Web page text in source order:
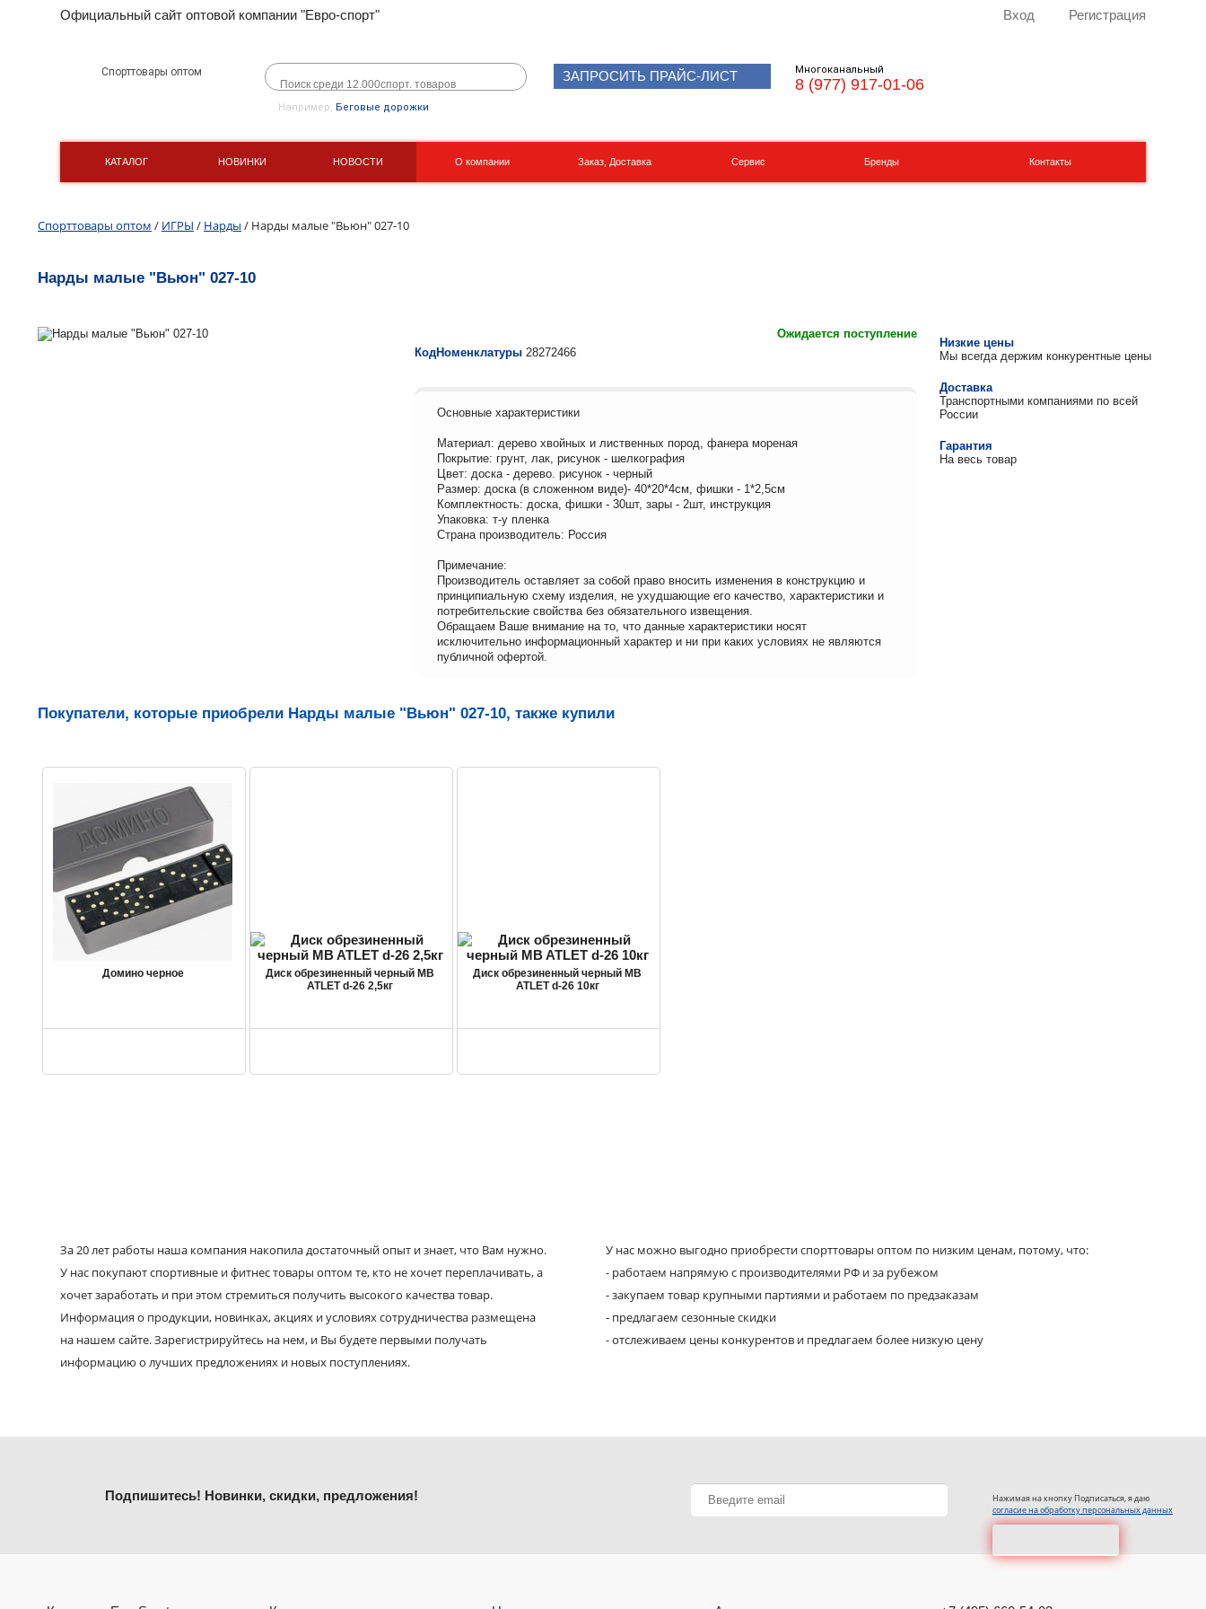
Официальный сайт оптовой компании "Евро-спорт" Вход Регистрация
Спорттовары оптом
Например, Беговые дорожки
ЗАПРОСИТЬ ПРАЙС-ЛИСТ Многоканальный
8 (977) 917-01-06
КАТАЛОГ НОВИНКИ НОВОСТИ О компании Заказ, Доставка Сервис Бренды Контакты
Спорттовары оптом / ИГРЫ / Нарды / Нарды малые "Вьюн" 027-10
Нарды малые "Вьюн" 027-10
Ожидается поступление
КодНоменклатуры 28272466
Основные характеристики
Материал: дерево хвойных и лиственных пород, фанера мореная
Покрытие: грунт, лак, рисунок - шелкография
Цвет: доска - дерево. рисунок - черный
Размер: доска (в сложенном виде)- 40*20*4см, фишки - 1*2,5см
Комплектность: доска, фишки - 30шт, зары - 2шт, инструкция
Упаковка: т-у пленка
Страна производитель: Россия
Примечание:
Производитель оставляет за собой право вносить изменения в конструкцию и
принципиальную схему изделия, не ухудшающие его качество, характеристики и
потребительские свойства без обязательного извещения.
Обращаем Ваше внимание на то, что данные характеристики носят
исключительно информационный характер и ни при каких условиях не являются
публичной офертой.
Низкие цены
Мы всегда держим конкурентные цены
Доставка
Транспортными компаниями по всей
России
Гарантия
На весь товар
Покупатели, которые приобрели Нарды малые "Вьюн" 027-10, также купили
Домино черное
Диск обрезиненный черный MB
ATLET d-26 2,5кг
Диск обрезиненный черный MB
ATLET d-26 10кг
За 20 лет работы наша компания накопила достаточный опыт и знает, что Вам нужно.
У нас покупают спортивные и фитнес товары оптом те, кто не хочет переплачивать, а
хочет заработать и при этом стремиться получить высокого качества товар.
Информация о продукции, новинках, акциях и условиях сотрудничества размещена
на нашем сайте. Зарегистрируйтесь на нем, и Вы будете первыми получать
информацию о лучших предложениях и новых поступлениях.
У нас можно выгодно приобрести спорттовары оптом по низким ценам, потому, что:
- работаем напрямую с производителями РФ и за рубежом
- закупаем товар крупными партиями и работаем по предзаказам
- предлагаем сезонные скидки
- отслеживаем цены конкурентов и предлагаем более низкую цену
Нажимая на кнопку Подписаться, я даю
согласие на обработку персональных данных
Подпишитесь! Новинки, скидки, предложения!